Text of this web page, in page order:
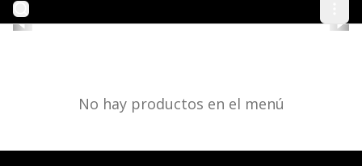
No hay productos en el menú